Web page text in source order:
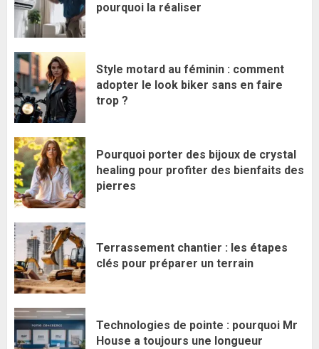
pourquoi la réaliser
Style motard au féminin : comment
adopter le look biker sans en faire
trop ?
Pourquoi porter des bijoux de crystal
healing pour profiter des bienfaits des
pierres
Terrassement chantier : les étapes
clés pour préparer un terrain
Technologies de pointe : pourquoi Mr
House a toujours une longueur